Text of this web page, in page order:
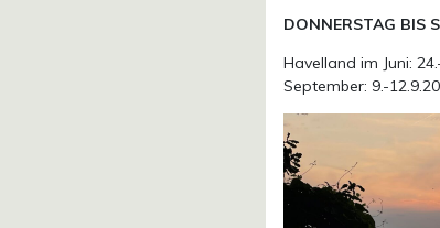
DONNERSTAG BIS
Havelland im Juni:
September: 9.-